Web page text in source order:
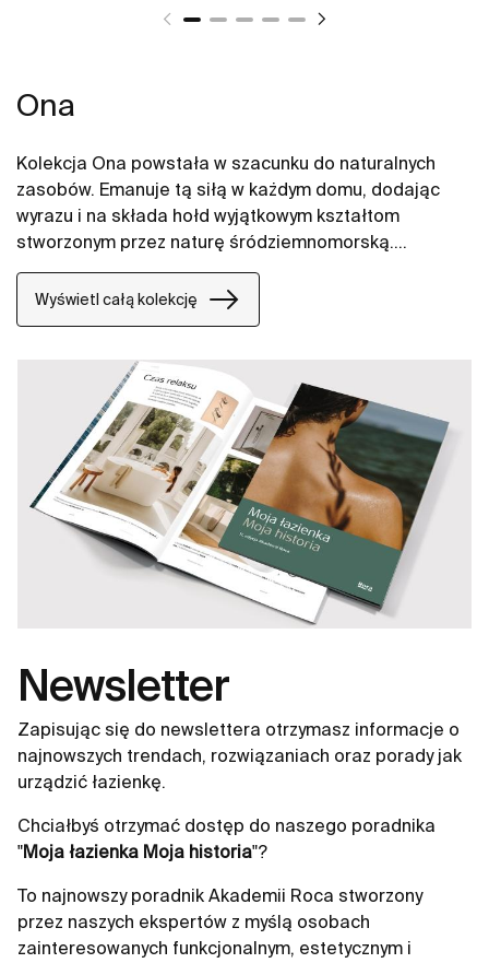
Ona
Kolekcja Ona powstała w szacunku do naturalnych
zasobów. Emanuje tą siłą w każdym domu, dodając
wyrazu i na składa hołd wyjątkowym kształtom
stworzonym przez naturę śródziemnomorską.
Funkcjonalna, ale nie chłodna w swoim wyrazie,
oszczędna, a jednak nieodłącznie ciepła jak
środowisko naturalne, stworzona przez tych, którzy
Wyświetl całą kolekcję
Newsletter
Zapisując się do newslettera otrzymasz informacje o
najnowszych trendach, rozwiązaniach oraz porady jak
urządzić łazienkę.
Chciałbyś otrzymać dostęp do naszego poradnika
"Moja łazienka Moja historia"?
To najnowszy poradnik Akademii Roca stworzony
przez naszych ekspertów z myślą osobach
zainteresowanych funkcjonalnym, estetycznym i